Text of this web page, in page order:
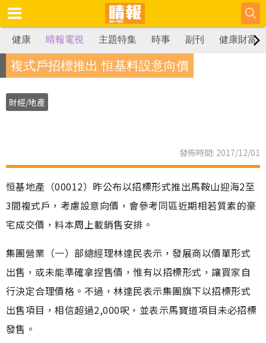
健康 晴報電視 主題特集 時事 副刊 健康財富
複式戶招標推出 恒基料設意向價
財經/地產
發佈時間: 2017/12/01
恒基地產（00012）昨公布以招標形式推出馬鞍山迎海2至
3間複式戶，考慮設意向價，會參考同區近期相若質素的豪
宅成交價，料本周上載銷售安排。
集團營業（一）部總經理林達民表示，發展商以價單形式
出售，或未能準確拿捏售價，惟有以招標形式，讓買家自
行決定合理價格。不過，林達民表示集團旗下以招標形式
出售項目，相信超過2,000呎，並表示馬寶道項目未必招標
發售。